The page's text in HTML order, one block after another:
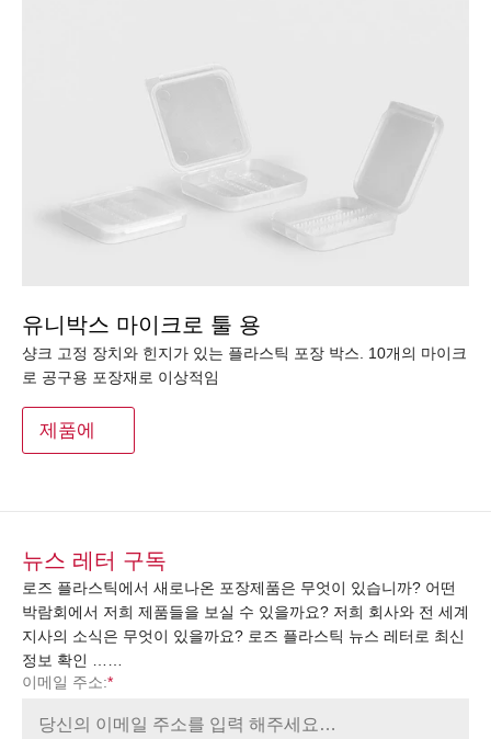
유니박스 마이크로 툴 용
샹크 고정 장치와 힌지가 있는 플라스틱 포장 박스. 10개의 마이크
로 공구용 포장재로 이상적임
제품에
뉴스 레터 구독
로즈 플라스틱에서 새로나온 포장제품은 무엇이 있습니까? 어떤
박람회에서 저희 제품들을 보실 수 있을까요? 저희 회사와 전 세계
지사의 소식은 무엇이 있을까요? 로즈 플라스틱 뉴스 레터로 최신
정보 확인 ……
이메일 주소:*